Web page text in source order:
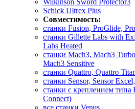
Wilkinson Sword Protector3
Schick Ultrex Plus
Совместимость:
станки Fusion, ProGlide,
станки Gillette Labs with
Labs Heated
станки Mach3, Mach3
Mach3 Sensitive
станки Quattro, Quattro
станки Sensor, Sensor
станки с креплением
Connect)